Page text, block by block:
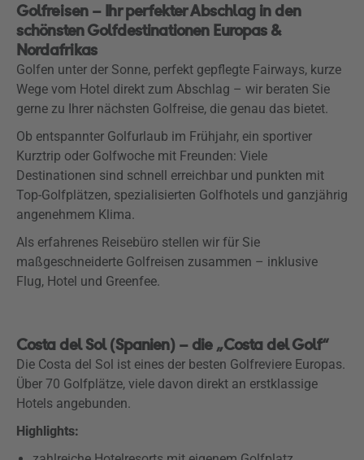
Golfreisen – Ihr perfekter Abschlag in den
schönsten Golfdestinationen Europas &
Nordafrikas
Golfen unter der Sonne, perfekt gepflegte Fairways, kurze
Wege vom Hotel direkt zum Abschlag – wir beraten Sie
gerne zu Ihrer nächsten Golfreise, die genau das bietet.
Ob entspannter Golfurlaub im Frühjahr, ein sportiver
Kurztrip oder Golfwoche mit Freunden: Viele
Destinationen sind schnell erreichbar und punkten mit
Top-Golfplätzen, spezialisierten Golfhotels und ganzjährig
angenehmem Klima.
Als erfahrenes Reisebüro stellen wir für Sie
maßgeschneiderte Golfreisen zusammen – inklusive
Flug, Hotel und Greenfee.
Costa del Sol (Spanien) – die „Costa del Golf“
Die Costa del Sol ist eines der besten Golfreviere Europas.
Über 70 Golfplätze, viele davon direkt an erstklassige
Hotels angebunden.
Highlights: